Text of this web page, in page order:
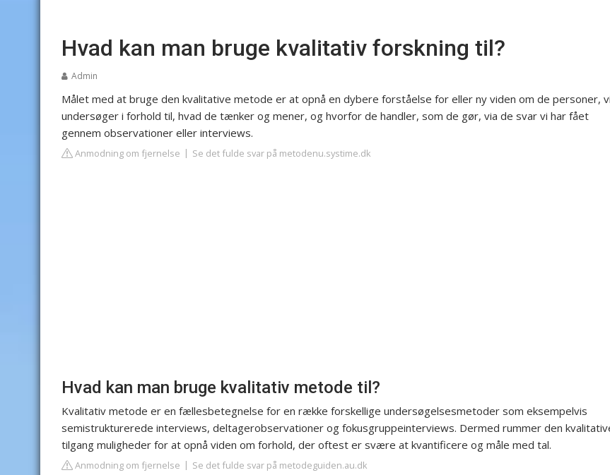
Hvad kan man bruge kvalitativ forskning til?
Admin
Målet med at bruge den kvalitative metode er at opnå en dybere forståelse for eller ny viden om de personer, vi
undersøger i forhold til, hvad de tænker og mener, og hvorfor de handler, som de gør, via de svar vi har fået
gennem observationer eller interviews.
Anmodning om fjernelse Se det fulde svar på metodenu.systime.dk
Hvad kan man bruge kvalitativ metode til?
Kvalitativ metode er en fællesbetegnelse for en række forskellige undersøgelsesmetoder som eksempelvis
semistrukturerede interviews, deltagerobservationer og fokusgruppeinterviews. Dermed rummer den
tilgang muligheder for at opnå viden om forhold, der oftest er svære at kvantificere og måle med tal.
Anmodning om fjernelse Se det fulde svar på metodeguiden.au.dk